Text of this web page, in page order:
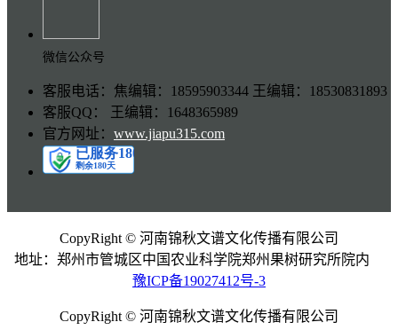
微信公众号
客服电话：焦编辑：18595903344 王编辑：18530831893
客服QQ： 王编辑：1648365989
官方网址： www.jiapu315.com
CopyRight © 河南锦秋文谱文化传播有限公司
地址：郑州市管城区中国农业科学院郑州果树研究所院内
豫ICP备19027412号-3
CopyRight © 河南锦秋文谱文化传播有限公司